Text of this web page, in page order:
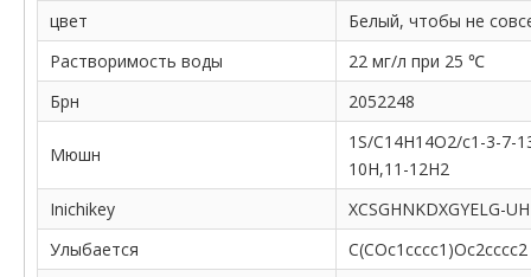
цвет
Белый, чтобы не
Растворимость воды
22 мг/л при 25 ℃
Брн
2052248
Мюшн
1S/C14H14O2/c1-3-7-
10H,11-12H2
Inichikey
XCSGHNKDXGYELG-
Улыбается
C(COc1cccc1)Oc2cccc2